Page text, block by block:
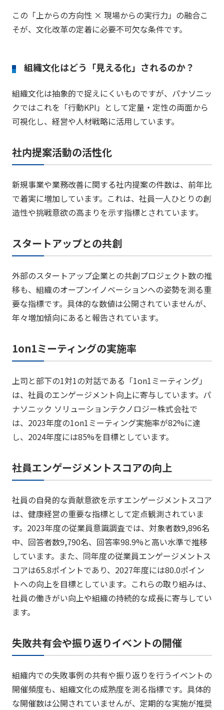
この「上からの方向性 × 現場からの実行力」の融合こ
そが、文化改革の定着に必要不可欠な条件です。
組織文化はどう「見える化」されるのか？
組織文化は抽象的で捉えにくいものですが、パナソニッ
クではこれを「行動KPI」として定量・定性の両面から
可視化し、経営や人材戦略に活用しています。​
社内提案活動の活性化
新規事業や業務改善に関する社内提案の件数は、前年比
で着実に増加しています。​これは、社員一人ひとりの創
造性や挑戦意欲の高まりを示す指標とされています。​
スタートアップとの共創
外部のスタートアップ企業との共創プロジェクト数の推
移も、組織のオープンイノベーションへの姿勢を測る重
要な指標です。​具体的な数値は公開されていませんが、
年々増加傾向にあると報告されています。​
1on1ミーティングの実施率
上司と部下の1対1の対話である「1on1ミーティング」
は、社員のエンゲージメント向上に寄与しています。​パ
ナソニック ソリューションテクノロジー株式会社で
は、2023年度の1on1ミーティング実施率が82%に達
し、2024年度には85%を目標としています。​
社員エンゲージメントスコアの向上
社員の自発的な貢献意欲を示すエンゲージメントスコア
は、健康経営の重要な指標として定点観測されていま
す。​2023年度の従業員意識調査では、対象者数9,896名
中、回答者数9,790名、回答率98.9%と高い水準で推移
しています。また、同年度の従業員エンゲージメントス
コアは65.8ポイントであり、2027年度には80.0ポイン
トへの向上を目標としています。これらの取り組みは、
社員の働きがい向上や組織の持続的な成長に寄与してい
ます。
失敗共有会や振り返りイベントの開催
組織内での失敗事例の共有や振り返りを行うイベントの
開催頻度も、組織文化の成熟度を測る指標です。​具体的
な開催数は公開されていませんが、定期的な実施が推奨